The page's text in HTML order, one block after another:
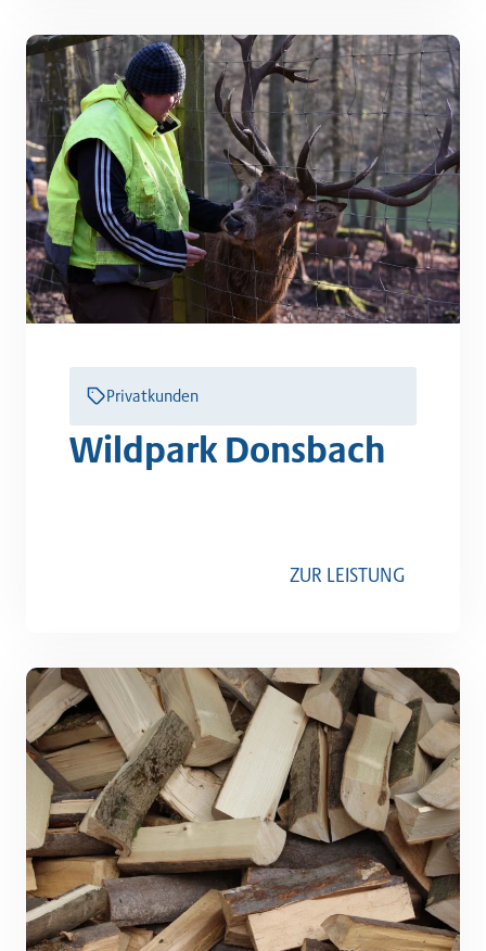
Privatkunden
Wildpark Donsbach
ZUR LEISTUNG